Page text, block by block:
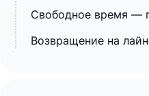
Свободное время —
Возвращение на